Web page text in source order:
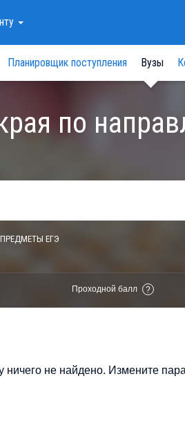
Планировщик поступления Вузы
по
ПРЕДМЕТЫ ЕГЭ
Проходной балл ?
ничего не найдено. Измените